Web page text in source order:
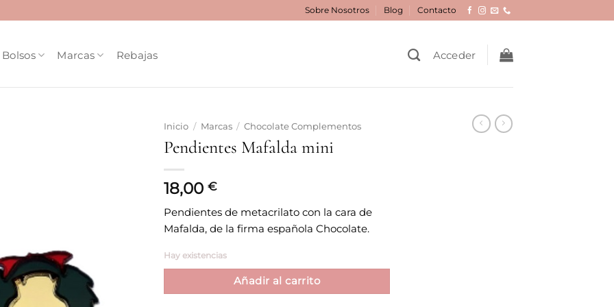
Sobre Nosotros Blog Contacto
Bolsos Marcas Rebajas Acceder
Inicio / Marcas / Chocolate Complementos
Pendientes Mafalda mini
18,00 €
Pendientes de metacrilato con la cara de
Mafalda, de la firma española Chocolate.
Hay existencias
Añadir al carrito